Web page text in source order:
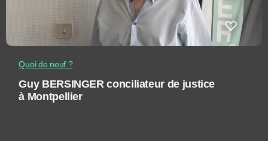
Quoi de neuf ?
Guy BERSINGER conciliateur de justice
à Montpellier